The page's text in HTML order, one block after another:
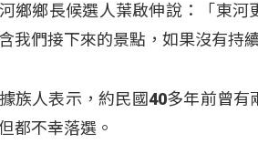
鄉鄉長候選人葉啟伸說：「東
我們接下來的景點，如果沒有持
族人表示，約民國40多年前曾
都不幸落選。